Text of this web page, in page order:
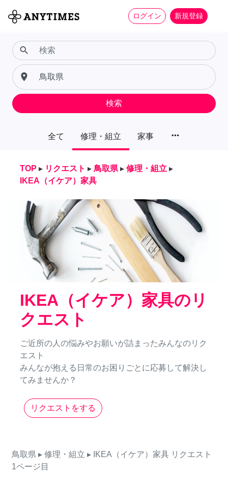
ログイン 新規登録
全て 修理・組立 家事 more_horiz
search
place
検索
TOP ▸ リクエスト ▸ 鳥取県 ▸ 修理・組立 ▸
IKEA（イケア）家具
IKEA（イケア）家具のリ
クエスト
ご近所の人の悩みやお願いが詰まったみんなのリク
エスト
みんなが抱える日常のお困りごとに応募して解決し
てみませんか？
リクエストをする
鳥取県 ▸ 修理・組立 ▸ IKEA（イケア）家具 リクエスト
1ページ目